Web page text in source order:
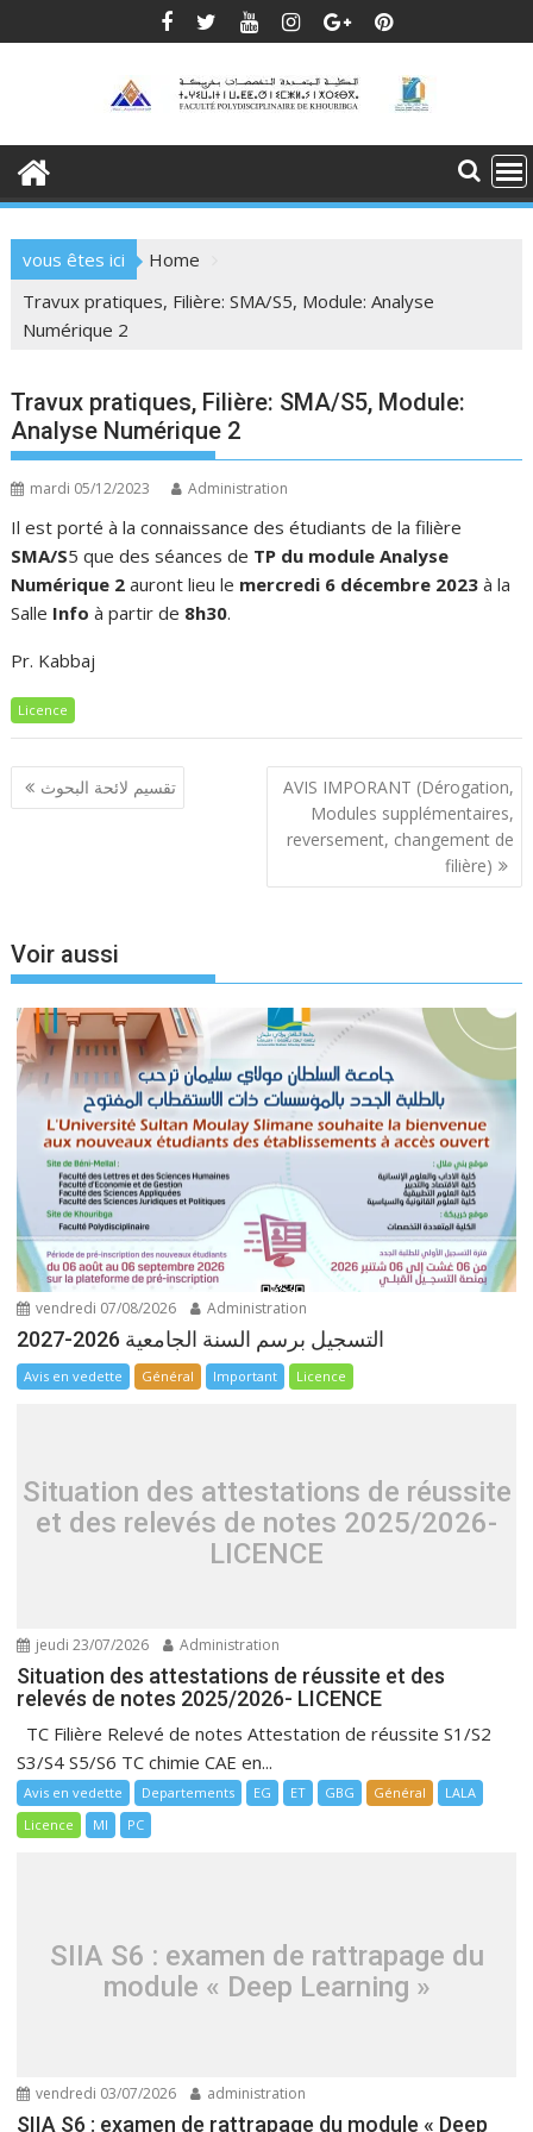
to
vous êtes ici
Home
Travux pratiques, Filière: SMA/S5, Module: Analyse
Numérique 2
Travux pratiques, Filière: SMA/S5, Module:
Analyse Numérique 2
mardi 05/12/2023 Administration
Il est porté à la connaissance des étudiants de la filière
SMA/S5 que des séances de TP du module Analyse
Numérique 2 auront lieu le mercredi 6 décembre 2023 à la
Salle Info à partir de 8h30.
Pr. Kabbaj
Licence
Navigation
de
تقسيم لائحة البحوث
AVIS IMPORANT (Dérogation,
Modules supplémentaires,
reversement, changement de
filière)
Voir aussi
vendredi 07/08/2026 Administration
التسجيل برسم السنة الجامعية 2026-2027
Avis en vedette Général Important Licence
Situation des attestations de réussite
et des relevés de notes 2025/2026-
LICENCE
jeudi 23/07/2026 Administration
Situation des attestations de réussite et des
relevés de notes 2025/2026- LICENCE
TC Filière Relevé de notes Attestation de réussite S1/S2
S3/S4 S5/S6 TC chimie CAE en...
Avis en vedette Departements EG ET GBG Général
LALA
Licence
MI PC
SIIA S6 : examen de rattrapage du
module « Deep Learning »
vendredi 03/07/2026 administration
SIIA S6 : examen de rattrapage du module « Deep